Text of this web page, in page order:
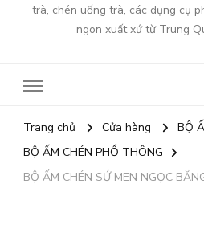
trà, chén uống trà, các dụng cụ
ngon xuất xứ từ Trung
Trang chủ Cửa hàng
BỘ
BỘ ẤM CHÉN PHỔ THÔNG
BỘ ẤM CHÉN SỨ MEN NGỌC